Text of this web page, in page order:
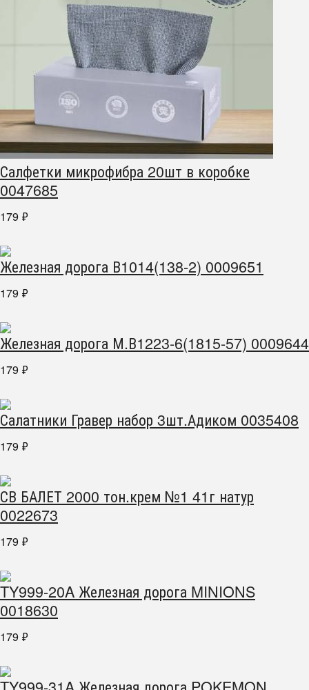
Салфетки микрофибра 20шт в коробке
0047685
179 ₽
Железная дорога В1014(138-2) 0009651
179 ₽
Железная дорога М.В1223-6(1815-57) 0009644
179 ₽
Салатники Гравер набор 3шт.Адиком 0035408
179 ₽
СВ БАЛЕТ 2000 тон.крем №1 41г натур
0022673
179 ₽
TY999-20A Железная дорога MINIONS
0018630
179 ₽